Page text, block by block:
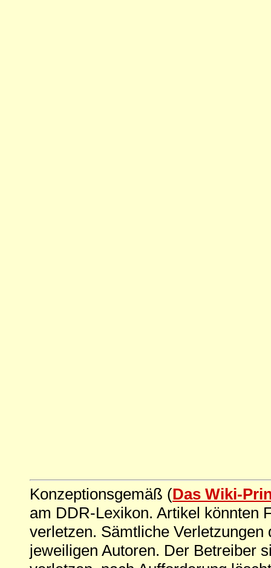
Konzeptionsgemäß (Das Wiki-
am DDR-Lexikon. Artikel könnten
verletzen. Sämtliche
jeweiligen Autoren. Der Betreiber